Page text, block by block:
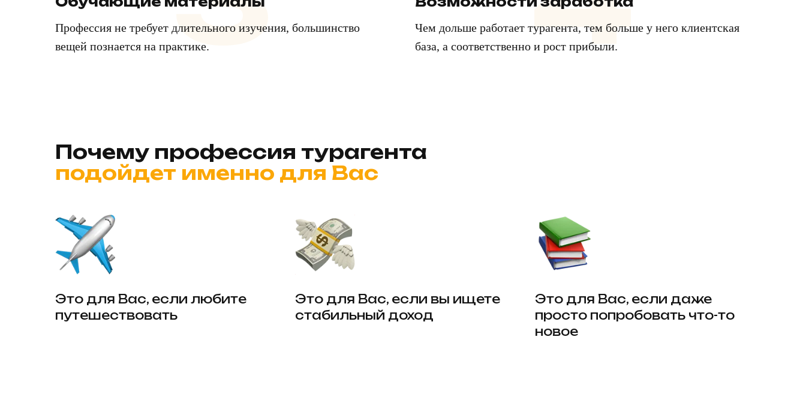
Профессия не требует длительного изучения, большинство
вещей познается на практике.
Чем дольше работает турагента, тем больше у него клиентская
база, а соответственно и рост прибыли.
Почему профессия турагента
подойдет именно для Вас
Это для Вас, если любите
путешествовать
Это для Вас, если вы ищете
стабильный доход
Это для Вас, если даже
просто попробовать что-то
новое